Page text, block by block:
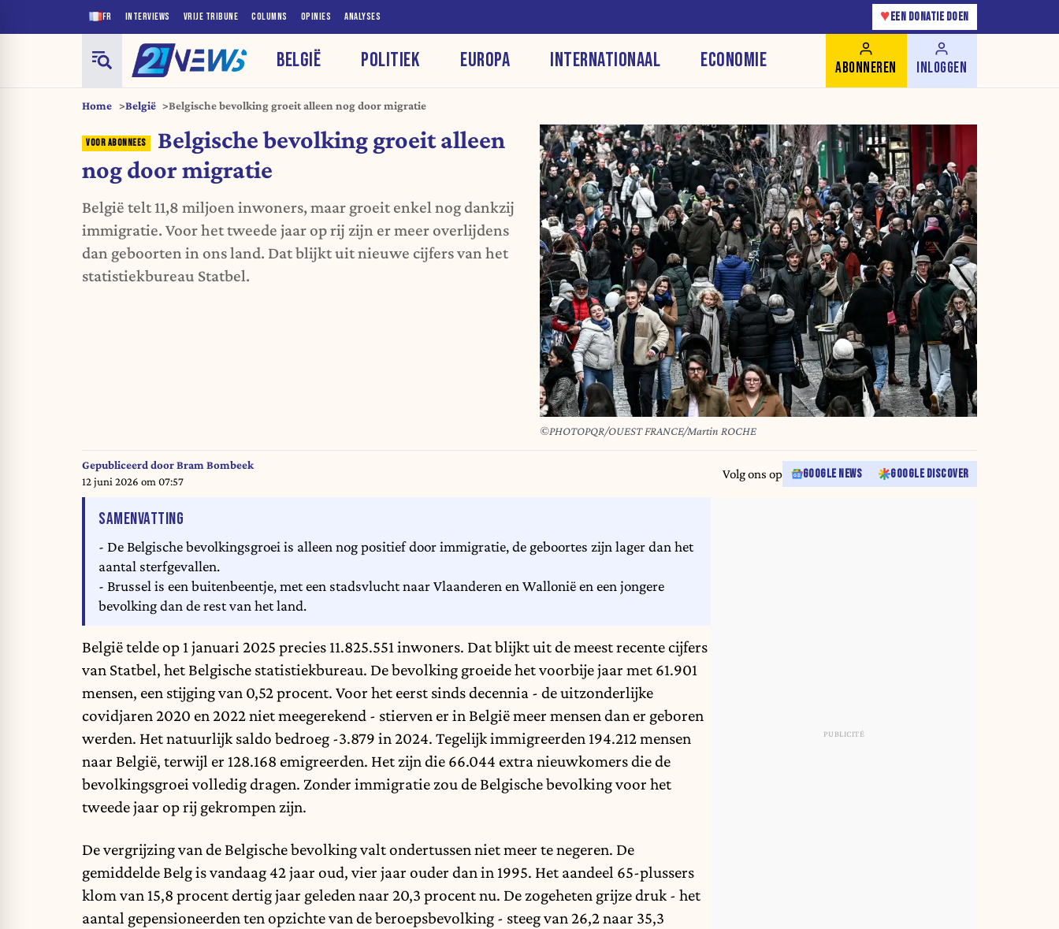
FR INTERVIEWS VRIJE TRIBUNE COLUMNS OPINIES ANALYSES ♥ EEN DONATIE DOEN
BELGIË POLITIEK EUROPA INTERNATIONAAL ECONOMIE ABONNEREN INLOGGEN
Home België Belgische bevolking groeit alleen nog door migratie
Belgische bevolking groeit alleen
nog door migratie
België telt 11,8 miljoen inwoners, maar groeit enkel nog dankzij
immigratie. Voor het tweede jaar op rij zijn er meer overlijdens
dan geboorten in ons land. Dat blijkt uit nieuwe cijfers van het
statistiekbureau Statbel.
©PHOTOPQR/OUEST FRANCE/Martin ROCHE
Gepubliceerd doorBram Bombeek
12 juni 2026 om 07:57
Volg ons op GOOGLE NEWS GOOGLE DISCOVER
SAMENVATTING
- De Belgische bevolkingsgroei is alleen nog positief door immigratie, de geboortes zijn lager dan het
aantal sterfgevallen.
- Brussel is een buitenbeentje, met een stadsvlucht naar Vlaanderen en Wallonië en een jongere
bevolking dan de rest van het land.
België telde op 1 januari 2025 precies 11.825.551 inwoners. Dat blijkt uit de meest recente cijfers
van Statbel, het Belgische statistiekbureau. De bevolking groeide het voorbije jaar met 61.901
mensen, een stijging van 0,52 procent. Voor het eerst sinds decennia - de uitzonderlijke
covidjaren 2020 en 2022 niet meegerekend - stierven er in België meer mensen dan er geboren
werden. Het natuurlijk saldo bedroeg -3.879 in 2024. Tegelijk immigreerden 194.212 mensen
naar België, terwijl er 128.168 emigreerden. Het zijn die 66.044 extra nieuwkomers die de
bevolkingsgroei volledig dragen. Zonder immigratie zou de Belgische bevolking voor het
tweede jaar op rij gekrompen zijn.
De vergrijzing van de Belgische bevolking valt ondertussen niet meer te negeren. De
gemiddelde Belg is vandaag 42 jaar oud, vier jaar ouder dan in 1995. Het aandeel 65-plussers
klom van 15,8 procent dertig jaar geleden naar 20,3 procent nu. De zogeheten grijze druk - het
aantal gepensioneerden ten opzichte van de beroepsbevolking - steeg van 26,2 naar 35,3